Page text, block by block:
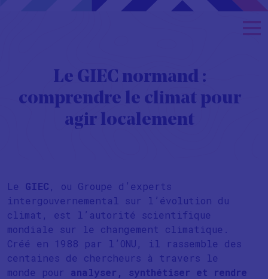
Le GIEC normand :
comprendre le climat pour
agir localement
Le GIEC , ou Groupe d’experts
intergouvernemental sur l’évolution du
climat, est l’autorité scientifique
mondiale sur le changement climatique.
Créé en 1988 par l’ONU, il rassemble des
centaines de chercheurs à travers le
monde pour analyser, synthétiser et rendre